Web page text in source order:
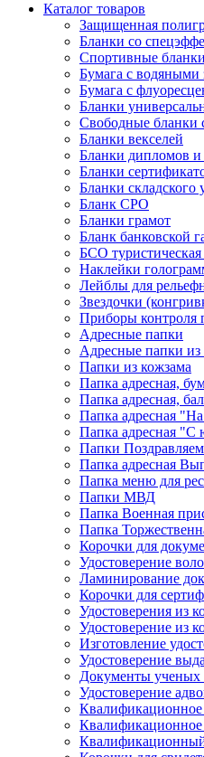
Каталог товаров
Защищенная
Бланки со
Спортивные бланки
Бумага с водяными
Бумага с
Бланки
Свободные бланки
Бланки векселей
Бланки дипломов и
Бланки
Бланки складского
Бланк СРО
Бланки грамот
Бланк банковской
БСО туристическая
Наклейки
Лейблы для
Звездочки
Приборы контроля
Адресные папки
Адресные папки из
Папки из кожзама
Папка адресная,
Папка адресная,
Папка адресная
Папка адресная "C
Папки Поздравляем
Папка адресная
Папка меню для
Папки МВД
Папка Военная
Папка
Корочки для
Удостоверение
Ламинирование
Корочки для
Удостоверения из
Удостоверение из
Изготовление
Удостоверение
Документы ученых
Удостоверение
Квалификационное
Квалификационное